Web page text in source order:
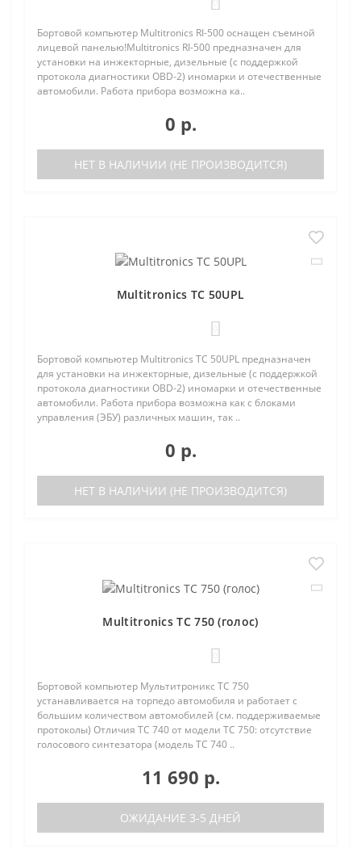
Бортовой компьютер Multitronics RI-500 оснащен съемной
лицевой панелью!Multitronics RI-500 предназначен для
установки на инжекторные, дизельные (с поддержкой
протокола диагностики OBD-2) иномарки и отечественные
автомобили. Работа прибора возможна ка..
0 р.
НЕТ В НАЛИЧИИ (НЕ ПРОИЗВОДИТСЯ)
Multitronics TC 50UPL
Бортовой компьютер Multitronics TC 50UPL предназначен
для установки на инжекторные, дизельные (с поддержкой
протокола диагностики OBD-2) иномарки и отечественные
автомобили. Работа прибора возможна как с блоками
управления (ЭБУ) различных машин, так ..
0 р.
НЕТ В НАЛИЧИИ (НЕ ПРОИЗВОДИТСЯ)
Multitronics TC 750 (голос)
Бортовой компьютер Мультитроникс TC 750
устанавливается на торпедо автомобиля и работает с
большим количеством автомобилей (см. поддерживаемые
протоколы) Отличия TC 740 от модели TC 750: отсутствие
голосового синтезатора (модель TC 740 ..
11 690 р.
ОЖИДАНИЕ 3-5 ДНЕЙ